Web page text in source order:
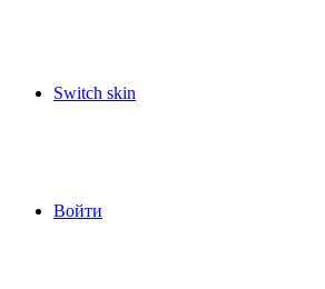
Switch skin
Войти